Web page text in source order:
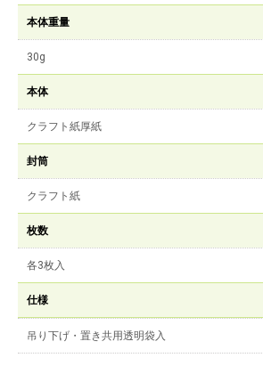
本体重量
30g
本体
クラフト紙厚紙
封筒
クラフト紙
枚数
各3枚入
仕様
吊り下げ・置き共用透明袋入